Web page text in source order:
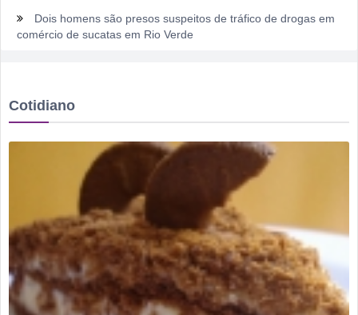
Dois homens são presos suspeitos de tráfico de drogas em
comércio de sucatas em Rio Verde
Dois motoristas com sinais de embriaguez se envolvem em
Estagiário tenta atuar como advogado e acaba detido em
Rio Verde 178 anos: a cidade que cresceu mais rápido que
suas próprias respostas
Homem é detido por violência doméstica no Setor
Gameleira
Polícia Militar recupera bicicleta furtada e prende suspeito
Cotidiano